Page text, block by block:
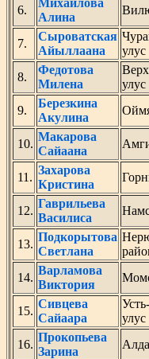
6.
Михайлова
Алина
7.
Сыроватская
Айыллаана
улус
8.
Федотова
Милена
улус
9.
Березкина
Акулина
10.
Макарова
Сайаана
11.
Захарова
Кристина
12.
Гаврильева
Василиса
13.
Подкорытова
Светлана
14.
Варламова
Виктория
15.
Сивцева
Сайаара
улус
16.
Прокопьева
Зарина